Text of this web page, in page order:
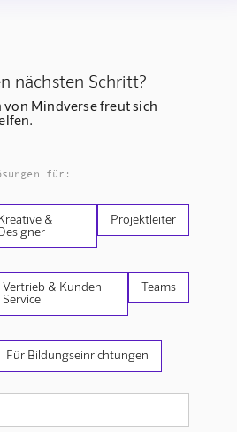
nächsten Schritt?
von Mindverse freut sich
für:
&
Projektleiter
Vertrieb & Kunden-
Service
Teams
Für Bildungseinrichtungen